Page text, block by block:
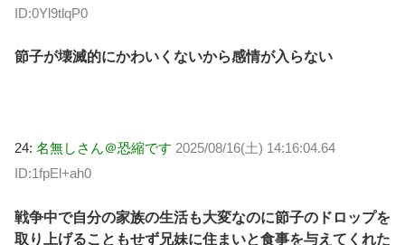
ID:0Yl9tlqP0
節子が壊滅的にかわいくないから感情が入らない
24: 名無しさん＠恐縮です 2025/08/16(土) 14:16:04.64
ID:1fpEl+ah0
戦争中で自分の家族の生活も大変なのに節子のドロップを
取り上げることもせず兄妹に住まいと食事を与えてくれた